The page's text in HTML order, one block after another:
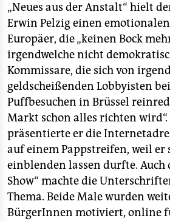
„Neues aus der Anstalt“ hielt
Erwin Pelzig einen
Europäer, die „keinen Bock
irgendwelche nicht
Kommissare, die sich von
geldscheißenden Lobbyisten
Puffbesuchen in Brüssel
Markt schon alles richten wird“.
präsentierte er die
auf einem Pappstreifen, weil er
einblenden lassen durfte. Auch
Show“ machte die
Thema. Beide Male wurden
BürgerInnen motiviert, online